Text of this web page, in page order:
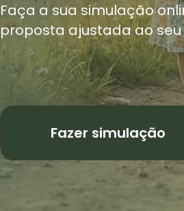
Faça a sua simulação
proposta ajustada ao seu
Fazer simulação